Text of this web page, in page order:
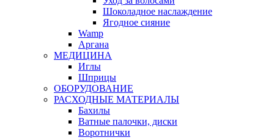
Шоколадное наслаждение
Ягодное сияние
Wamp
Аргана
МЕДИЦИНА
Иглы
Шприцы
ОБОРУДОВАНИЕ
РАСХОДНЫЕ МАТЕРИАЛЫ
Бахилы
Ватные палочки, диски
Воротнички